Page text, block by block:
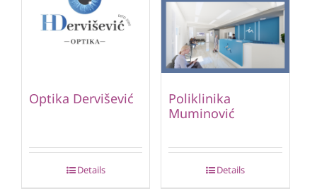
Optika Dervišević
Details
Poliklinika
Muminović
Details